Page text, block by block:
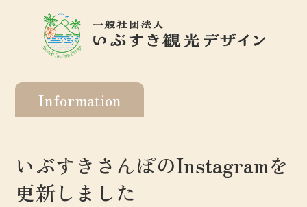
Information
いぶすきさんぽのInstagramを
更新しました